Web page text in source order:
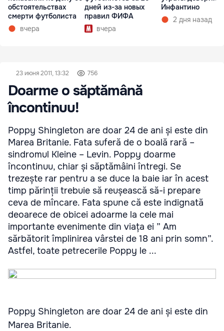
обстоятельствах
смерти футболиста
вчера
дней из-за новых
правил ФИФА
вчера
Инфантино
2 дня назад
23 июня 2011, 13:32 756
Doarme o săptămână
încontinuu!
Poppy Shingleton are doar 24 de ani și este din
Marea Britanie. Fata suferă de o boală rară –
sindromul Kleine – Levin. Poppy doarme
încontinuu, chiar și săptămâini întregi. Se
trezește rar pentru a se duce la baie iar în acest
timp părinții trebuie să reușească să-i prepare
ceva de mîncare. Fata spune că este indignată
deoarece de obicei adoarme la cele mai
importante evenimente din viața ei ” Am
sărbătorit împlinirea vârstei de 18 ani prin somn”.
Astfel, toate petrecerile Poppy le ...
Poppy Shingleton are doar 24 de ani și este din
Marea Britanie.